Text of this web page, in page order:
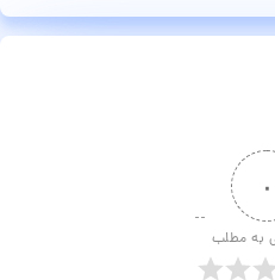
۰
به مطلب